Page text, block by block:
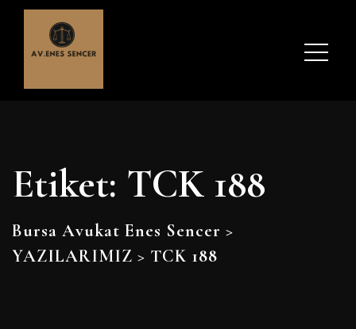
Etiket: TCK 188
Bursa Avukat Enes Sencer >
YAZILARIMIZ > TCK 188